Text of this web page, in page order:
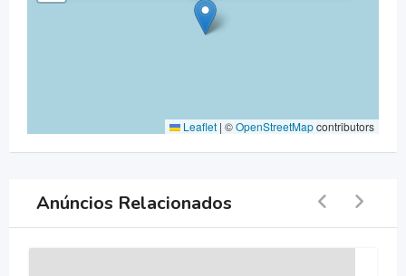
Leaflet | ©OpenStreetMapcontributors
Anúncios Relacionados